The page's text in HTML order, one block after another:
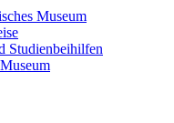
Museum
Studienbeihilfen